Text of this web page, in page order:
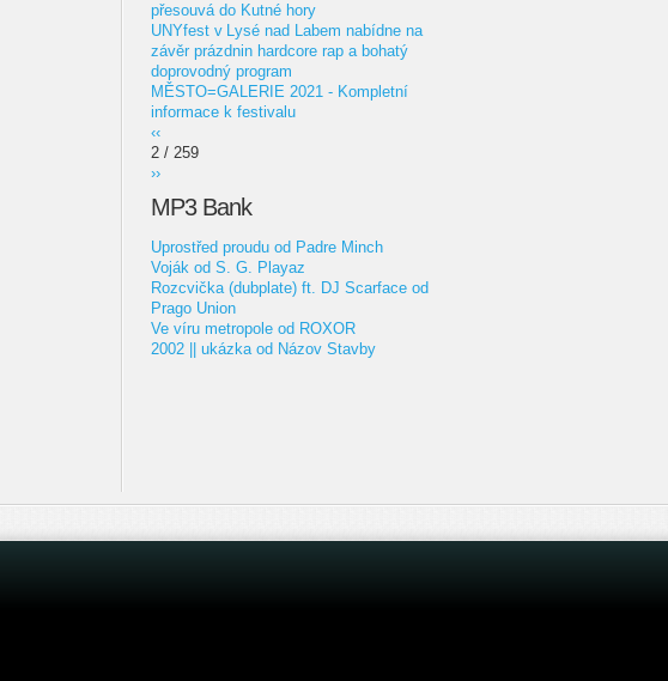
přesouvá do Kutné hory
UNYfest v Lysé nad Labem nabídne na
závěr prázdnin hardcore rap a bohatý
doprovodný program
MĚSTO=GALERIE 2021 - Kompletní
informace k festivalu
‹‹
2 / 259
››
MP3 Bank
Uprostřed proudu od Padre Minch
Voják od S. G. Playaz
Rozcvička (dubplate) ft. DJ Scarface od
Prago Union
Ve víru metropole od ROXOR
2002 || ukázka od Názov Stavby